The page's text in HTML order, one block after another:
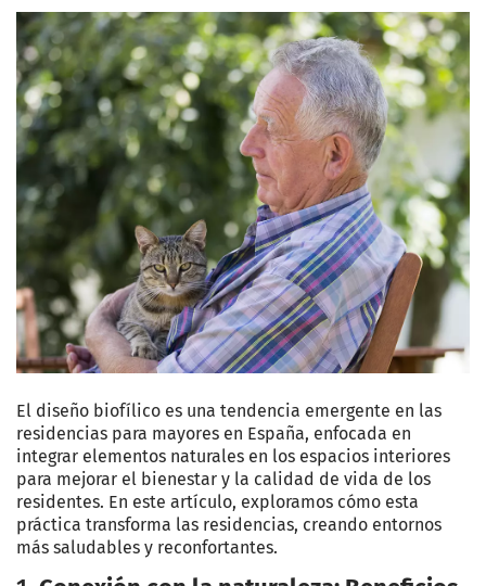
El diseño biofílico es una tendencia emergente en las
residencias para mayores en España, enfocada en
integrar elementos naturales en los espacios interiores
para mejorar el bienestar y la calidad de vida de los
residentes. En este artículo, exploramos cómo esta
práctica transforma las residencias, creando entornos
más saludables y reconfortantes.